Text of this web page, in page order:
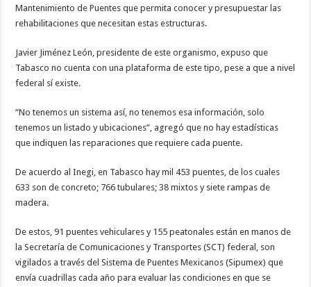
Mantenimiento de Puentes que permita conocer y presupuestar las
rehabilitaciones que necesitan estas estructuras.
Javier Jiménez León, presidente de este organismo, expuso que
Tabasco no cuenta con una plataforma de este tipo, pese a que a nivel
federal sí existe.
“No tenemos un sistema así, no tenemos esa información, solo
tenemos un listado y ubicaciones”, agregó que no hay estadísticas
que indiquen las reparaciones que requiere cada puente.
De acuerdo al Inegi, en Tabasco hay mil 453 puentes, de los cuales
633 son de concreto; 766 tubulares; 38 mixtos y siete rampas de
madera.
De estos, 91 puentes vehiculares y 155 peatonales están en manos de
la Secretaría de Comunicaciones y Transportes (SCT) federal, son
vigilados a través del Sistema de Puentes Mexicanos (Sipumex) que
envía cuadrillas cada año para evaluar las condiciones en que se